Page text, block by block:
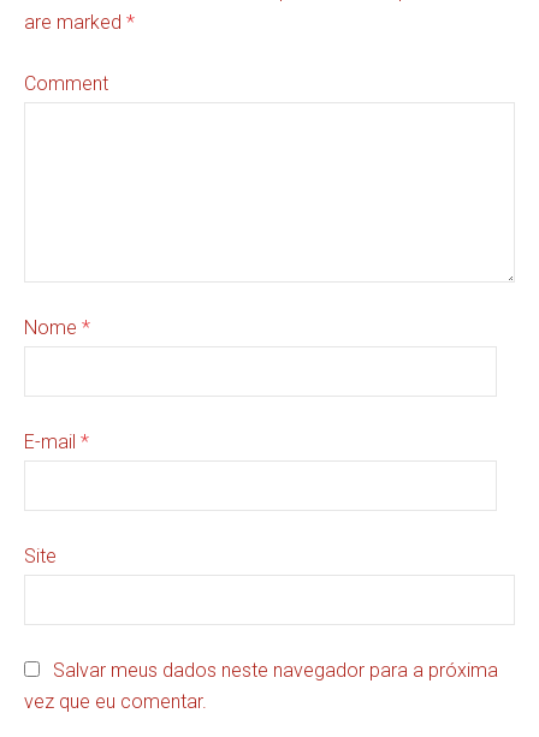
are marked *
Comment
Nome *
E-mail *
Site
Salvar meus dados neste navegador para a próxima
vez que eu comentar.